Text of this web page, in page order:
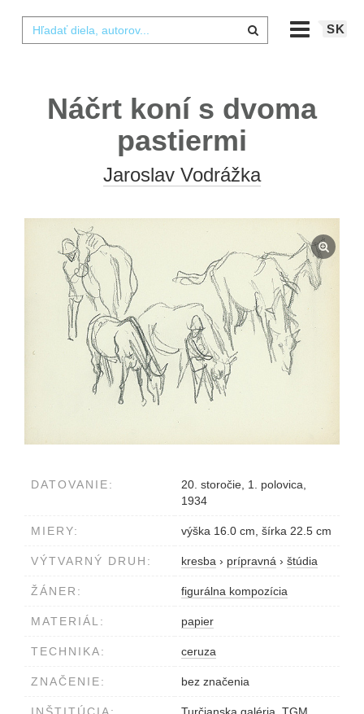
SK
Náčrt koní s dvoma
pastiermi
Jaroslav Vodrážka
DATOVANIE:
20. storočie, 1. polovica,
1934
MIERY: výška 16.0 cm, šírka 22.5 cm
VÝTVARNÝ DRUH: kresba › prípravná › štúdia
ŽÁNER: figurálna kompozícia
MATERIÁL: papier
TECHNIKA: ceruza
ZNAČENIE: bez značenia